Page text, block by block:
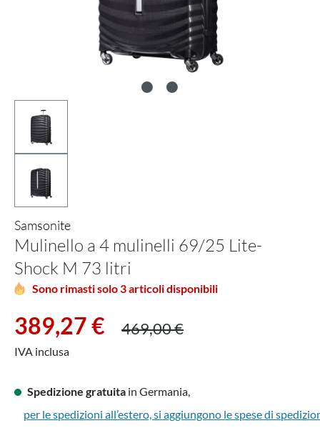
Samsonite
Mulinello a 4 mulinelli 69/25 Lite-
Shock M 73 litri
Sono rimasti solo 3 articoli disponibili
Prezzo di vendita:
389,27 € Prezzo normale:
469,00 €
IVA inclusa
Spedizione gratuita in Germania,
per le spedizioni all’estero, si aggiungono le spese di